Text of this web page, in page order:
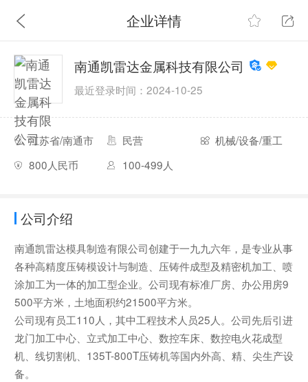
企业详情
南通凯雷达金属科技有限公司
最近登录时间：2024-10-25
江苏省/南通市 民营
机械/设备/重工
800人民币
100-499人
公司介绍
南通凯雷达模具制造有限公司创建于一九九六年，是专业从事
各种高精度压铸模设计与制造、压铸件成型及精密机加工、喷
涂加工为一体的加工型企业。公司现有标准厂房、办公用房9
500平方米，土地面积约21500平方米。
公司现有员工110人，其中工程技术人员25人。公司先后引进
龙门加工中心、立式加工中心、数控车床、数控电火花成型
机、线切割机、135T-800T压铸机等国内外高、精、尖生产设
备。